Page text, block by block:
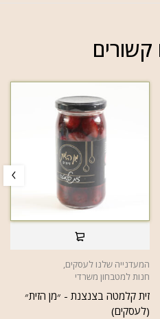
קשורים
המעדנייה שלנו לעסקים,
חנות למטבחון משרדי
זית קלמטה בצנצנת - ״מן הזית״
(לעסקים)